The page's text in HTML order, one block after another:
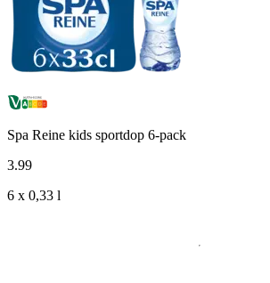
Spa Reine kids sportdop 6-pack
3.99
6 x 0,33 l